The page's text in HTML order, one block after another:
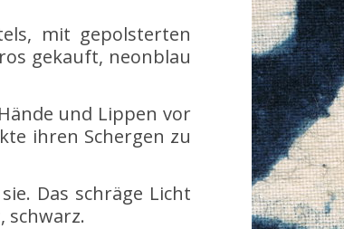
mit gepolsterten
gekauft, neonblau
und Lippen vor
ihren Schergen zu
Das schräge Licht
schwarz.